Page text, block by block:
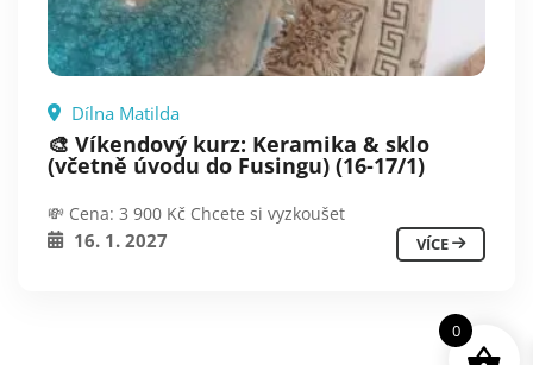
Dílna Matilda
🎨 Víkendový kurz: Keramika & sklo
(včetně úvodu do Fusingu) (16-17/1)
💸 Cena: 3 900 Kč Chcete si vyzkoušet
16. 1. 2027 VÍCE
0